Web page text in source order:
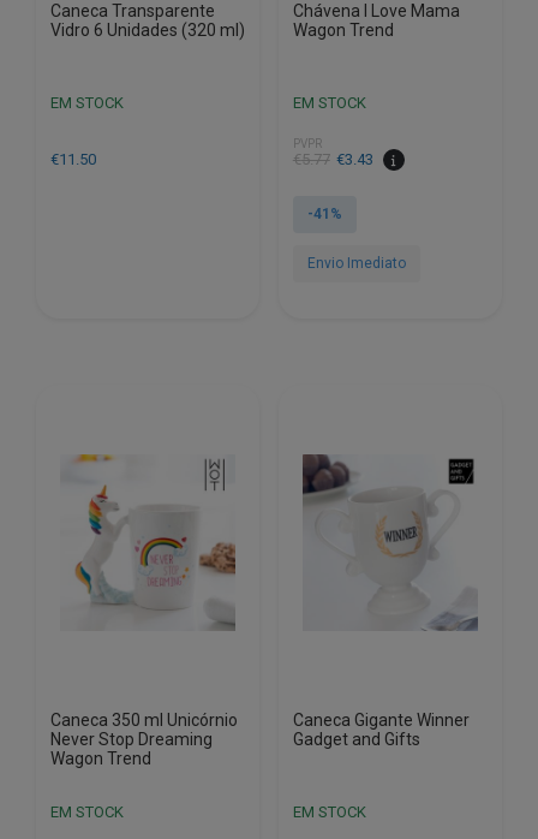
Caneca Transparente
Vidro 6 Unidades (320 ml)
EM STOCK
€11.50
Chávena I Love Mama
Wagon Trend
EM STOCK
PVPR
€5.77
O
original
€5.77.
€3.43
O
atual
€3.43.
-41%
Envio Imediato
Caneca 350 ml Unicórnio
Never Stop Dreaming
Wagon Trend
EM STOCK
Caneca Gigante Winner
Gadget and Gifts
EM STOCK